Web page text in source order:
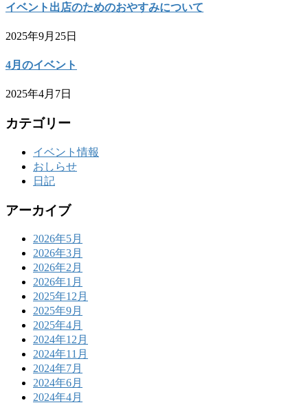
イベント出店のためのおやすみについて
2025年9月25日
4月のイベント
2025年4月7日
カテゴリー
イベント情報
おしらせ
日記
アーカイブ
2026年5月
2026年3月
2026年2月
2026年1月
2025年12月
2025年9月
2025年4月
2024年12月
2024年11月
2024年7月
2024年6月
2024年4月